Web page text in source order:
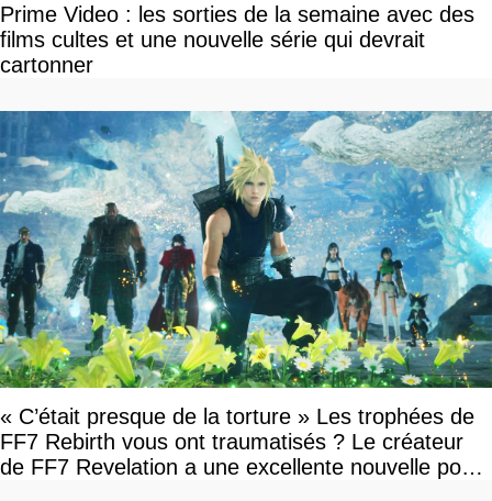
Prime Video : les sorties de la semaine avec des
films cultes et une nouvelle série qui devrait
cartonner
« C’était presque de la torture » Les trophées de
FF7 Rebirth vous ont traumatisés ? Le créateur
de FF7 Revelation a une excellente nouvelle pour